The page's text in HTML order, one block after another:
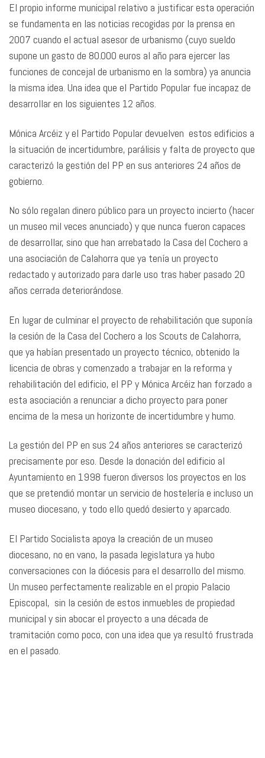
El propio informe municipal relativo a justificar esta operación
se fundamenta en las noticias recogidas por la prensa en
2007 cuando el actual asesor de urbanismo (cuyo sueldo
supone un gasto de 80.000 euros al año para ejercer las
funciones de concejal de urbanismo en la sombra) ya anuncia
la misma idea. Una idea que el Partido Popular fue incapaz de
desarrollar en los siguientes 12 años.
Mónica Arcéiz y el Partido Popular devuelven estos edificios a
la situación de incertidumbre, parálisis y falta de proyecto que
caracterizó la gestión del PP en sus anteriores 24 años de
gobierno.
No sólo regalan dinero público para un proyecto incierto (hacer
un museo mil veces anunciado) y que nunca fueron capaces
de desarrollar, sino que han arrebatado la Casa del Cochero a
una asociación de Calahorra que ya tenía un proyecto
redactado y autorizado para darle uso tras haber pasado 20
años cerrada deteriorándose.
En lugar de culminar el proyecto de rehabilitación que suponía
la cesión de la Casa del Cochero a los Scouts de Calahorra,
que ya habían presentado un proyecto técnico, obtenido la
licencia de obras y comenzado a trabajar en la reforma y
rehabilitación del edificio, el PP y Mónica Arcéiz han forzado a
esta asociación a renunciar a dicho proyecto para poner
encima de la mesa un horizonte de incertidumbre y humo.
La gestión del PP en sus 24 años anteriores se caracterizó
precisamente por eso. Desde la donación del edificio al
Ayuntamiento en 1998 fueron diversos los proyectos en los
que se pretendió montar un servicio de hostelería e incluso un
museo diocesano, y todo ello quedó desierto y aparcado.
El Partido Socialista apoya la creación de un museo
diocesano, no en vano, la pasada legislatura ya hubo
conversaciones con la diócesis para el desarrollo del mismo.
Un museo perfectamente realizable en el propio Palacio
Episcopal, sin la cesión de estos inmuebles de propiedad
municipal y sin abocar el proyecto a una década de
tramitación como poco, con una idea que ya resultó frustrada
en el pasado.